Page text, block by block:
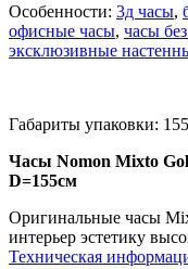
Особенности: 3д часы,
офисные часы, часы
эксклюзивные
Габариты упаковки:
Часы Nomon Mixto
D=155см
Оригинальные часы
интерьер эстетику
Техническая